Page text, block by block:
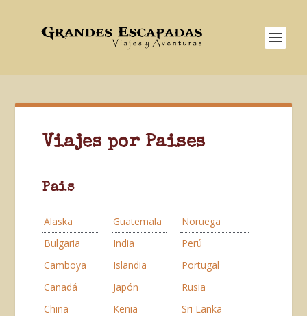
Viajes por Paises
Pais
Alaska
Bulgaria
Camboya
Canadá
China
Guatemala
India
Islandia
Japón
Kenia
Noruega
Perú
Portugal
Rusia
Sri Lanka